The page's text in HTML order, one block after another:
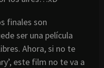
finales son
ser una película
Ahora, si no te
este film no te va a